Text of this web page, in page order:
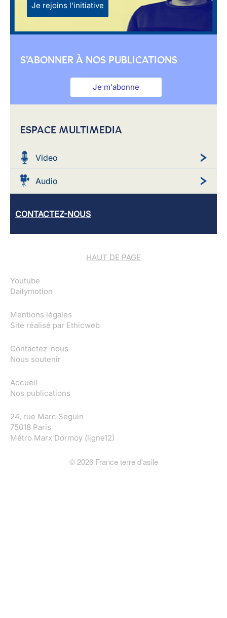
Je rejoins l'initiative
S'ABONNER À NOS PUBLICATIONS
Je m'abonne
ESPACE MULTIMEDIA
Video
Audio
CONTACTEZ-NOUS
HAUT DE PAGE
Youtube
Dailymotion
Mentions légales
Site réalisé par Ethicweb
Contactez-nous
Nous soutenir
Accueil
Nos publications
24, rue Marc Seguin
75018 Paris
Métro Marx Dormoy (ligne12)
©2026France terre d'asile